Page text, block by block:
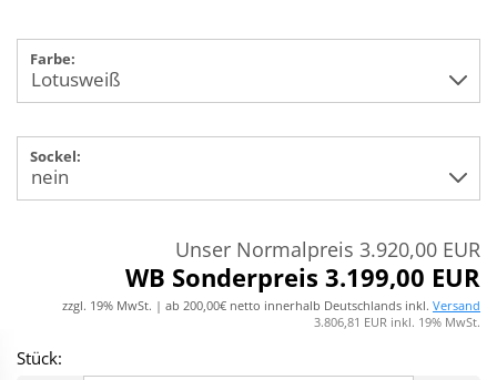
Farbe:
Sockel:
Unser Normalpreis 3.920,00 EUR
WB Sonderpreis 3.199,00 EUR
zzgl. 19% MwSt. | ab 200,00€ netto innerhalb Deutschlands inkl. Versand
3.806,81 EUR inkl. 19% MwSt.
Stück: